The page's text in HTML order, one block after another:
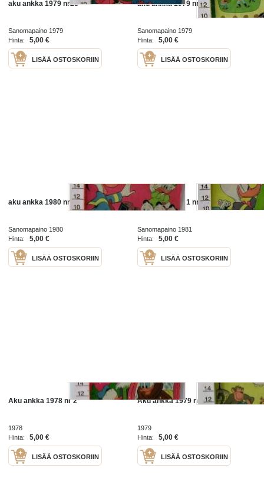
aku ankka 1979 nr28
Sanomapaino 1979
Hinta:
5,00 €
LISÄÄ OSTOSKORIIN
aku ankka 1979 nr34
Sanomapaino 1979
Hinta:
5,00 €
LISÄÄ OSTOSKORIIN
aku ankka 1980 nr11
Sanomapaino 1980
Hinta:
5,00 €
LISÄÄ OSTOSKORIIN
aku ankka 1981 nr 47
Sanomapaino 1981
Hinta:
5,00 €
LISÄÄ OSTOSKORIIN
Aku ankka 1978 nr 2
1978
Hinta:
5,00 €
LISÄÄ OSTOSKORIIN
Aku ankka 1979 nr 40
1979
Hinta:
5,00 €
LISÄÄ OSTOSKORIIN